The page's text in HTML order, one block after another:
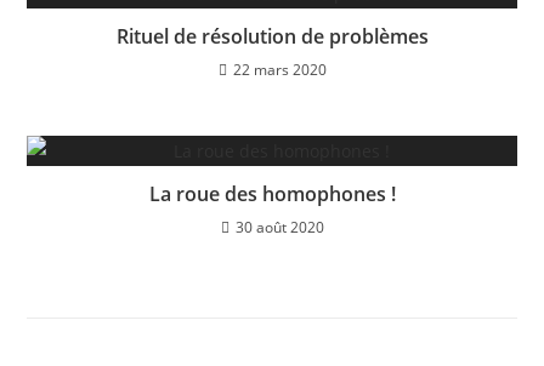
Rituel de résolution de problèmes
22 mars 2020
La roue des homophones !
30 août 2020